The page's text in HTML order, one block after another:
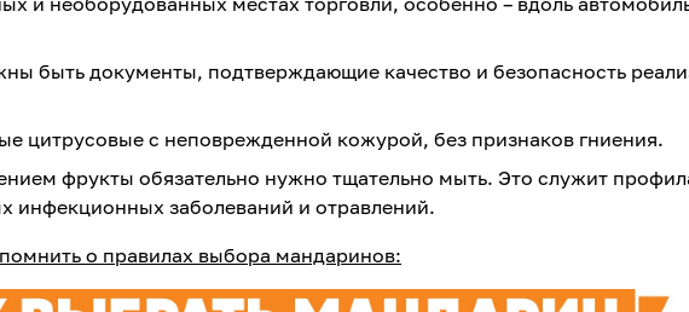
быть документы, подтверждающие качество и безопасность
цитрусовые с неповрежденной кожурой, без признаков гниения.
фрукты обязательно нужно тщательно мыть. Это служит
инфекционных заболеваний и отравлений.
о правилах выбора мандаринов: